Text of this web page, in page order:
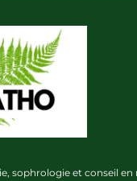
sophrologie et conseil